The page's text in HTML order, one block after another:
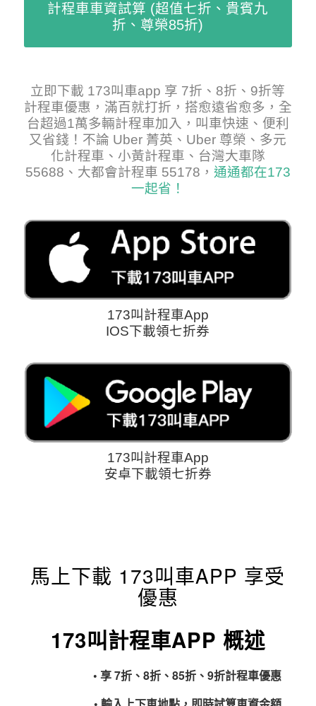
計程車車資試算 (超值七折、貴賓九
折、尊榮85折)
立即下載 173叫車app 享 7折、8折、9折等
計程車優惠，滿百就打折，搭愈遠省愈多，全
台超過1萬多輛計程車加入，叫車快速、便利
又省錢！不論 Uber 菁英、Uber 尊榮、多元
化計程車、小黃計程車、台灣大車隊
55688、大都會計程車 55178， 通通都在173
一起省！
173叫計程車App
IOS下載領七折券
173叫計程車App
安卓下載領七折券
馬上下載 173叫車APP 享受
優惠
173叫計程車APP 概述
• 享 7折、8折、85折、9折計程車優惠